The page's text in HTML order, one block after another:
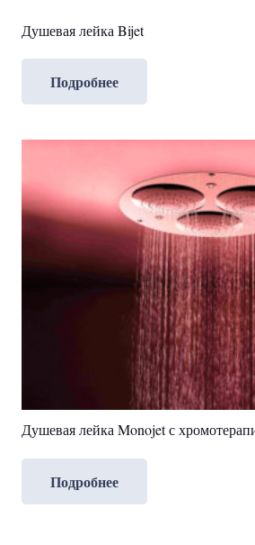
Душевая лейка Bijet
Подробнее
Душевая лейка Monojet с
Подробнее